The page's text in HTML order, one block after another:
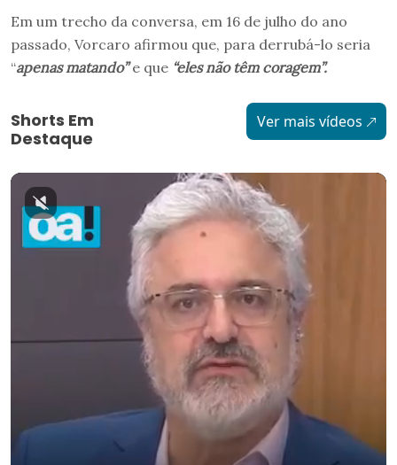
Em um trecho da conversa, em 16 de julho do ano
passado, Vorcaro afirmou que, para derrubá-lo seria
“apenas matando”e que “eles não têm coragem”.
Shorts Em
Destaque
Ver mais vídeos